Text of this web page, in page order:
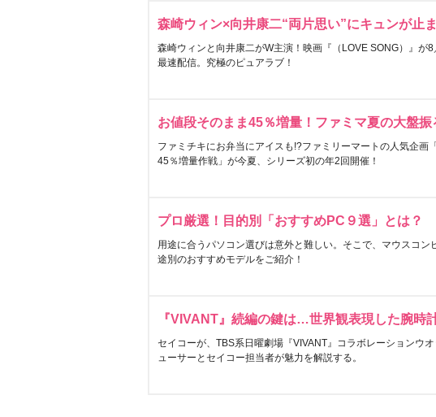
森崎ウィン×向井康二“両片思い”にキュンが止
森崎ウィンと向井康二がW主演！映画『（LOVE SONG）』が
最速配信。究極のピュアラブ！
お値段そのまま45％増量！ファミマ夏の大盤振
ファミチキにお弁当にアイスも!?ファミリーマートの人気企画
45％増量作戦」が今夏、シリーズ初の年2回開催！
プロ厳選！目的別「おすすめPC９選」とは？
用途に合うパソコン選びは意外と難しい。そこで、マウスコン
途別のおすすめモデルをご紹介！
『VIVANT』続編の鍵は…世界観表現した腕時
セイコーが、TBS系日曜劇場『VIVANT』コラボレーションウ
ューサーとセイコー担当者が魅力を解説する。